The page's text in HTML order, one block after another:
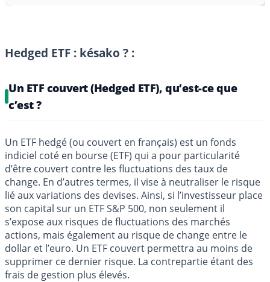
Hedged ETF : késako ? :
Un ETF couvert (Hedged ETF), qu’est-ce que
c’est ?
Un ETF hedgé (ou couvert en français) est un fonds
indiciel coté en bourse (ETF) qui a pour particularité
d’être couvert contre les fluctuations des taux de
change. En d’autres termes, il vise à neutraliser le risque
lié aux variations des devises. Ainsi, si l’investisseur place
son capital sur un ETF S&P 500, non seulement il
s’expose aux risques de fluctuations des marchés
actions, mais également au risque de change entre le
dollar et l’euro. Un ETF couvert permettra au moins de
supprimer ce dernier risque. La contrepartie étant des
frais de gestion plus élevés.